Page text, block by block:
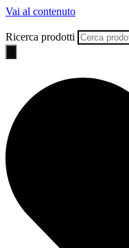
Vai al contenuto
Ricerca prodotti